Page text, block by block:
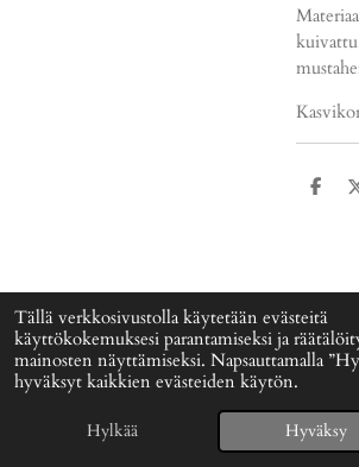
Tällä verkkosivustolla käytetään evästeitä
käyttökokemuksesi parantamiseksi ja
mainosten näyttämiseksi. Napsauttamalla
hyväksyt kaikkien evästeiden käytön.
Hylkää Hyväksy
kuivattu
J
J
© 2024 - 2026 Signefia
Palvelun tarjoaaWebador